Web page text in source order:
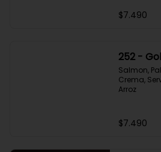
$7.490
252 -
Salmon,
Crema,
Arroz
$7.490